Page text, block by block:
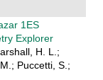
1ES
Explorer
H. L.;
Puccetti, S.;